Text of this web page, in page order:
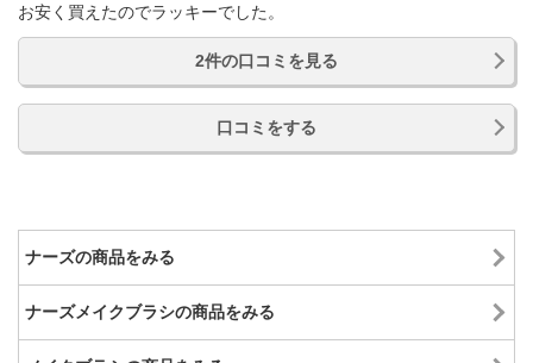
お安く買えたのでラッキーでした。
2件の口コミを見る
口コミをする
ナーズの商品をみる
ナーズメイクブラシの商品をみる